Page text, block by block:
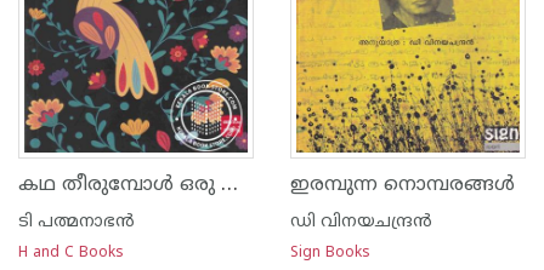
കഥ തീരുമ്പോള്‍ ഒരു വാനമ്പാടി പറക്കുന്നു
ടി പത്മനാഭന്‍
H and C Books
ഇരമ്പുന്ന നൊമ്പരങ്ങള്‍‌
ഡി വിനയചന്ദ്രന്‍
Sign Books